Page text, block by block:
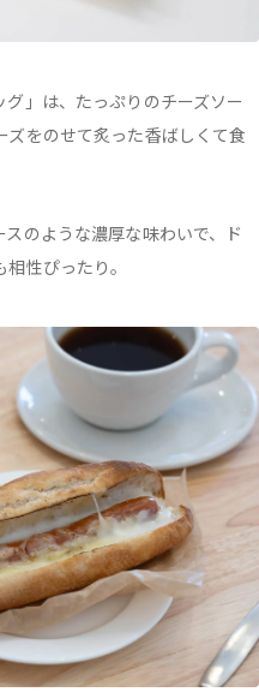
グ」は、たっぷりのチーズソー
ズをのせて炙った香ばしくて食
のような濃厚な味わいで、ド
性ぴったり。